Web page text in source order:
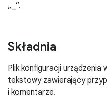
„_”.
Składnia
Plik konfiguracji urządzenia
tekstowy zawierający
i komentarze.